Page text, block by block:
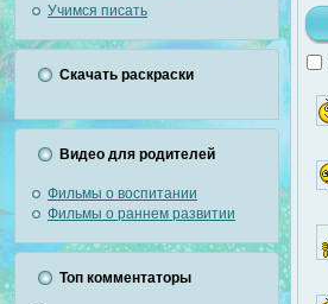
Учимся писать
Скачать раскраски
Видео для родителей
Фильмы о воспитании
Фильмы о раннем развитии
Топ комментаторы